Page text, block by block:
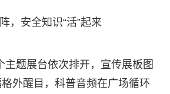
，安全知识“活”起来
主题展台依次排开，宣传展板图
外醒目，科普音频在广场循环